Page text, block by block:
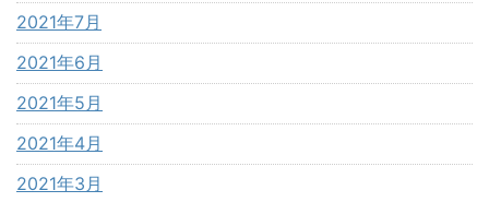
2021年7月
2021年6月
2021年5月
2021年4月
2021年3月